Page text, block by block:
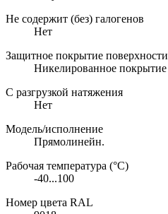
Не содержит (без) галогенов
Нет
Защитное покрытие поверхности
Никелированное покрытие
С разгрузкой натяжения
Нет
Модель/исполнение
Прямолинейн.
Рабочая температура (°C)
-40...100
Номер цвета RAL